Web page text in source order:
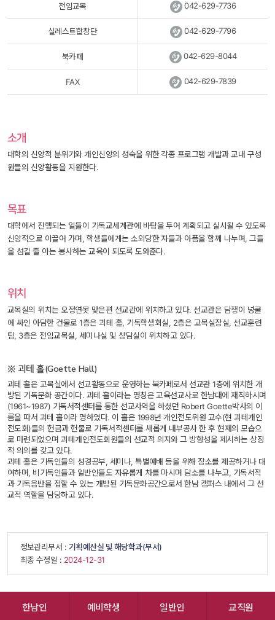
전임교목 042-629-7736
실레스트합창단 042-629-7796
북카페 042-629-8044
FAX 042-629-7839
소개
대학의 신앙적 분위기와 개인신앙의 성숙을 위한 각종 프로그램 개발과 교내 구성
원들의 신앙활동을 지원한다.
목표
대학에서 진행되는 일들이 기독교세계관에 바탕을 두어 계획되고 실시될 수 있도록
신앙적으로 이끌어 가며, 학생들에게는 소외당한 자들과 아픔을 함께 나누며, 그들
을 섬길 줄 아는 봉사하는 교육이 되도록 도와준다.
위치
교목실의 위치는 오정연못 맞은편 선교관에 위치하고 있다. 선교관은 담쟁이 넝쿨
에 싸인 아담한 건물로 1층은 괴테 홀, 기독학생회실, 2층은 교목실장실, 선교훈련
팀, 3층은 전임교목실, 세미나실 및 상담실이 위치하고 있다.
※ 괴테 홀(Goette Hall)
괴테 홀은 교목실에서 선교활동으로 운영하는 북카페로서 선교관 1층에 위치한 개
방된 기독문화 공간이다. 괴테 홀이라는 명칭은 교육선교사로 한남대에 재직하시며
(1961~1987) 기독서적센터를 통한 선교사역을 하셨던 Robert Goette박사의 이
름을 따서 괴테 홀이라 명하였다. 이 홀은 1998년 개인전도위원 교수(현 괴테개인
전도회)들의 헌금과 헌물로 기독서적센터를 새롭게 내부공사 한 후 현재의 모습으
로 마련되었으며 괴테개인전도회원들의 선교적 의지와 그 방향성을 제시하는 상징
적 의의를 갖고 있다.
괴테 홀은 기독인들의 성경공부, 세미나, 특별예배 등을 위해 장소를 제공하거나 대
여하며, 비기독인들과 일반인들도 자유롭게 차를 마시며 담소를 나누고, 기독서적
과 기독음반을 접할 수 있는 개방된 기독문화공간으로서 한남 캠퍼스 내에서 그 선
교적 역할을 담당하고 있다.
정보관리부서 : 기획예산실 및 해당학과(부서)
최종 수정일 : 2024-12-31
한남인 예비학생 일반인 교직원